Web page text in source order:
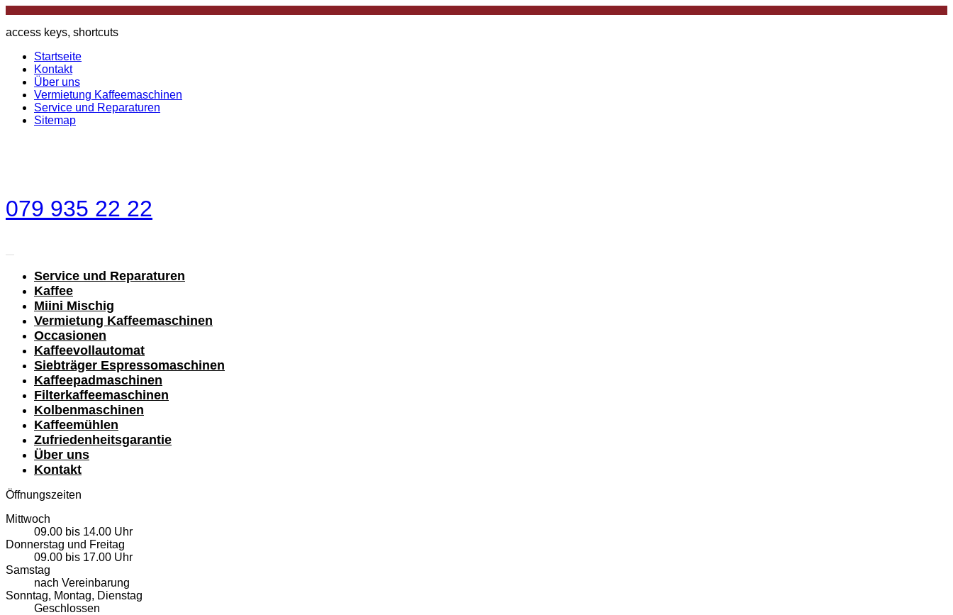
access keys, shortcuts
Startseite
Kontakt
Über uns
Vermietung Kaffeemaschinen
Service und Reparaturen
Sitemap
079 935 22 22
Service und Reparaturen
Kaffee
Miini Mischig
Vermietung Kaffeemaschinen
Occasionen
Kaffeevollautomat
Siebträger Espressomaschinen
Kaffeepadmaschinen
Filterkaffeemaschinen
Kolbenmaschinen
Kaffeemühlen
Zufriedenheitsgarantie
Über uns
Kontakt
Öffnungszeiten
Mittwoch
09.00 bis 14.00 Uhr
Donnerstag und Freitag
09.00 bis 17.00 Uhr
Samstag
nach Vereinbarung
Sonntag, Montag, Dienstag
Geschlossen